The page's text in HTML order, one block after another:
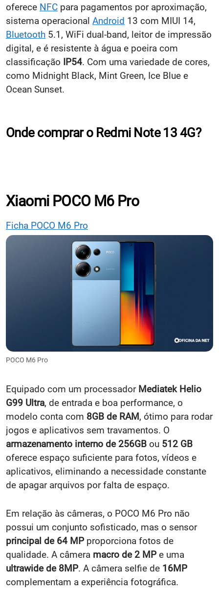
oferece NFC para pagamentos por aproximação,
sistema operacional Android 13 com MIUI 14,
Bluetooth 5.1, WiFi dual-band, leitor de impressão
digital, e é resistente à água e poeira com
classificação IP54. Com uma variedade de cores,
como Midnight Black, Mint Green, Ice Blue e
Ocean Sunset.
Onde comprar o Redmi Note 13 4G?
Xiaomi POCO M6 Pro
Ficha POCO M6 Pro
POCO M6 Pro
Equipado com um processador Mediatek Helio
G99 Ultra, de entrada e boa performance, o
modelo conta com 8GB de RAM, ótimo para rodar
jogos e aplicativos sem travamentos. O
armazenamento interno de 256GB ou 512 GB
oferece espaço suficiente para fotos, vídeos e
aplicativos, eliminando a necessidade constante
de apagar arquivos por falta de espaço.
Em relação às câmeras, o POCO M6 Pro não
possui um conjunto sofisticado, mas o sensor
principal de 64 MP proporciona fotos de
qualidade. A câmera macro de 2 MP e uma
ultrawide de 8MP. A câmera selfie de 16MP
complementam a experiência fotográfica.